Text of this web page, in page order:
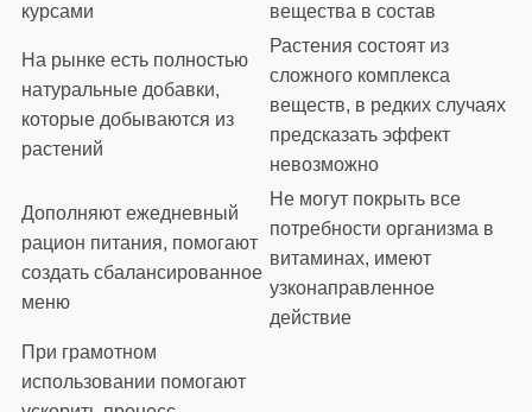
курсами
вещества в состав
На рынке есть полностью
натуральные добавки,
которые добываются из
растений
Растения состоят из
сложного комплекса
веществ, в редких случаях
предсказать эффект
невозможно
Дополняют ежедневный
рацион питания, помогают
создать сбалансированное
меню
Не могут покрыть все
потребности организма в
витаминах, имеют
узконаправленное
действие
При грамотном
использовании помогают